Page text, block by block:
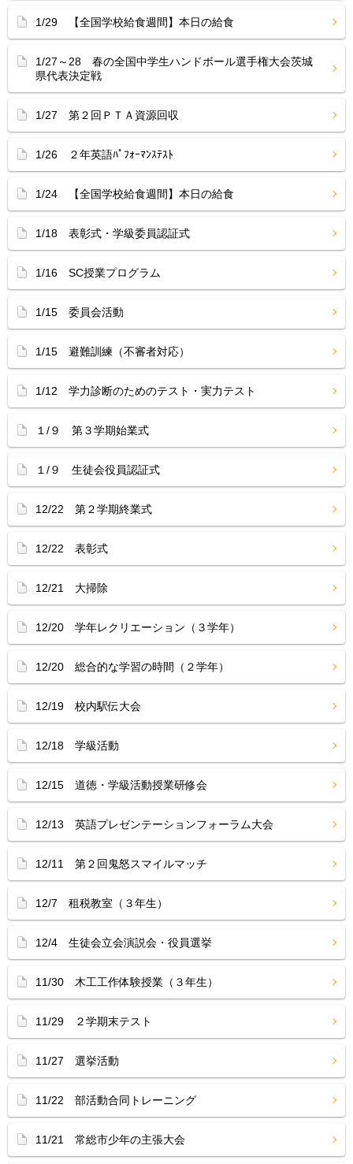
1/29 【全国学校給食週間】本日の給食
1/27～28 春の全国中学生ハンドボール選手権大会茨城
県代表決定戦
1/27 第２回ＰＴＡ資源回収
1/26 ２年英語ﾊﾟﾌｫｰﾏﾝｽﾃｽﾄ
1/24 【全国学校給食週間】本日の給食
1/18 表彰式・学級委員認証式
1/16 SC授業プログラム
1/15 委員会活動
1/15 避難訓練（不審者対応）
1/12 学力診断のためのテスト・実力テスト
１/９ 第３学期始業式
１/９ 生徒会役員認証式
12/22 第２学期終業式
12/22 表彰式
12/21 大掃除
12/20 学年レクリエーション（３学年）
12/20 総合的な学習の時間（２学年）
12/19 校内駅伝大会
12/18 学級活動
12/15 道徳・学級活動授業研修会
12/13 英語プレゼンテーションフォーラム大会
12/11 第２回鬼怒スマイルマッチ
12/7 租税教室（３年生）
12/4 生徒会立会演説会・役員選挙
11/30 木工工作体験授業（３年生）
11/29 ２学期末テスト
11/27 選挙活動
11/22 部活動合同トレーニング
11/21 常総市少年の主張大会